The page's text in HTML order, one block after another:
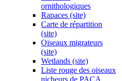
ornithologiques
Rapaces (site)
Carte de répartition
(site)
Oiseaux migrateurs
(site)
Wetlands (site)
Liste rouge des oiseaux